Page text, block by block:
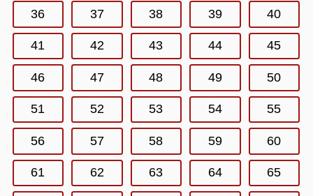
36 37 38 39 40
41 42 43 44 45
46 47 48 49 50
51 52 53 54 55
56 57 58 59 60
61 62 63 64 65